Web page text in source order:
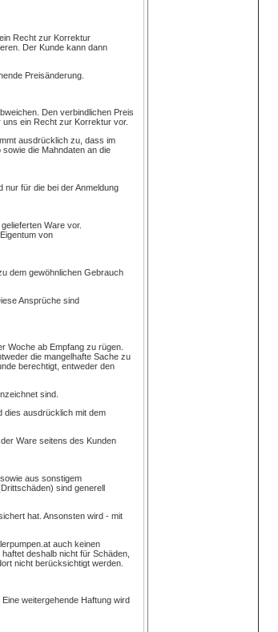
Recht zur Korrektur
Der Kunde kann dann
Preisänderung.
Den verbindlichen Preis
ein Recht zur Korrektur vor.
ausdrücklich zu, dass im
die Mahndaten an die
nur für die bei der Anmeldung
Ware vor.
von
dem gewöhnlichen Gebrauch
Ansprüche sind
Woche ab Empfang zu rügen.
die mangelhafte Sache zu
berechtigt, entweder den
sind.
dies ausdrücklich mit dem
Ware seitens des Kunden
aus sonstigem
sind generell
hat. Ansonsten wird - mit
auch keinen
deshalb nicht für Schäden,
nicht berücksichtigt werden.
weitergehende Haftung wird